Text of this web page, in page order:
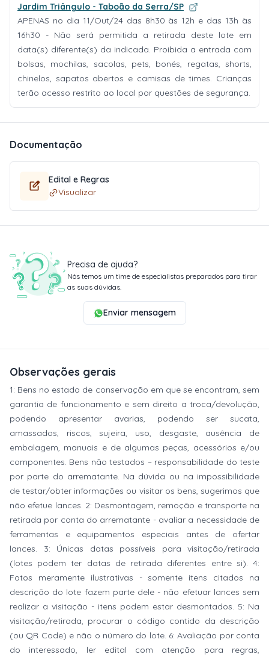
Jardim Triângulo - Taboão da Serra/SP
APENAS no dia 11/Out/24 das 8h30 às 12h e das 13h às
16h30 - Não será permitida a retirada deste lote em
data(s) diferente(s) da indicada. Proibida a entrada com
bolsas, mochilas, sacolas, pets, bonés, regatas, shorts,
chinelos, sapatos abertos e camisas de times. Crianças
terão acesso restrito ao local por questões de segurança.
Documentação
Edital e Regras
Visualizar
Precisa de ajuda?
Nós temos um time de especialistas preparados para tirar
as suas dúvidas.
Enviar mensagem
Observações gerais
1: Bens no estado de conservação em que se encontram, sem
garantia de funcionamento e sem direito a troca/devolução,
podendo apresentar avarias, podendo ser sucata,
amassados, riscos, sujeira, uso, desgaste, ausência de
embalagem, manuais e de algumas peças, acessórios e/ou
componentes. Bens não testados – responsabilidade do teste
por parte do arrematante. Na dúvida ou na impossibilidade
de testar/obter informações ou visitar os bens, sugerimos que
não efetue lances. 2: Desmontagem, remoção e transporte na
retirada por conta do arrematante - avaliar a necessidade de
ferramentas e equipamentos especiais antes de ofertar
lances. 3: Únicas datas possíveis para visitação/retirada
(lotes podem ter datas de retirada diferentes entre si). 4:
Fotos meramente ilustrativas - somente itens citados na
descrição do lote fazem parte dele - não efetuar lances sem
realizar a visitação - itens podem estar desmontados. 5: Na
visitação/retirada, procurar o código contido da descrição
(ou QR Code) e não o número do lote. 6: Avaliação por conta
do interessado, ler edital com atenção para regras,